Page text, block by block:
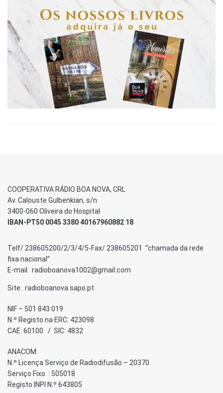
COOPERATIVA RÁDIO BOA NOVA, CRL
Av. Calouste Gulbenkian, s/n
3400-060 Oliveira do Hospital
IBAN-PT50 0045 3380 40167960882 18
Telf/ 238605200/2/3/4/5-Fax/ 238605201 “chamada da rede
fixa nacional”
E-mail: radioboanova1002@gmail.com
Site: radioboanova.sapo.pt
NIF – 501 843 019
N.º Registo na ERC: 423098
CAE: 60100 / SIC: 4832
ANACOM:
N.º Licença Serviço de Radiodifusão – 20370
Serviço Fixo : 505018
Registo INPI N.º 643805